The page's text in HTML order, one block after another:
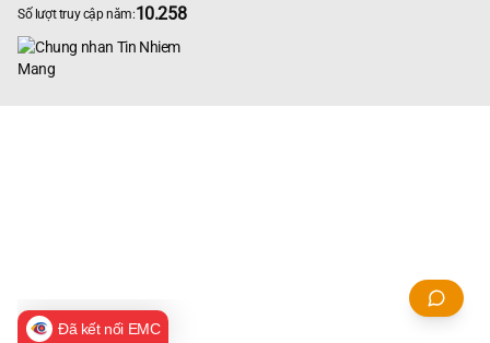
Số lượt truy cập năm:10.258
Đã kết nối EMC